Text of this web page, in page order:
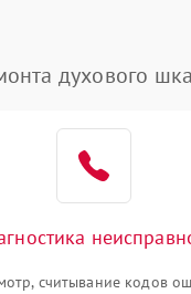
духового
считывание кодов